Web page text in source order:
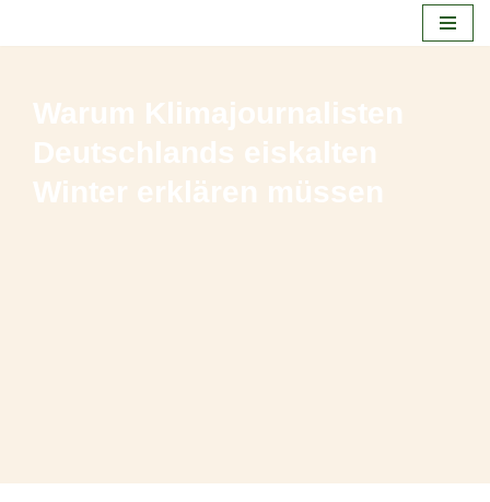
springen
Warum Klimajournalisten
Deutschlands eiskalten
Winter erklären müssen